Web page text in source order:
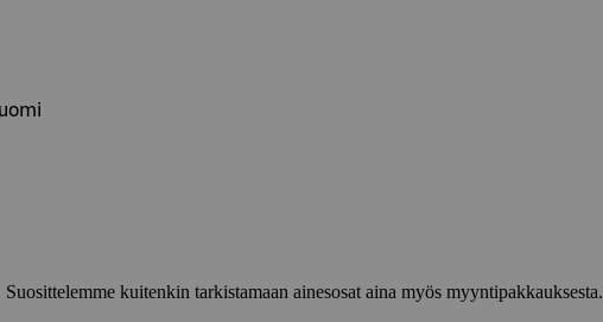
kuitenkin tarkistamaan ainesosat aina myös myyntipakkauksesta.